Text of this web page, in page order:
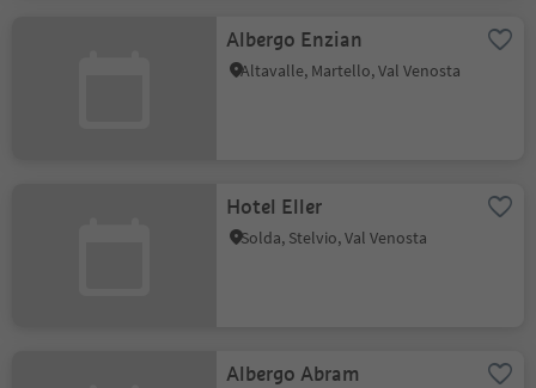
Albergo Enzian
Altavalle, Martello, Val Venosta
Hotel Eller
Solda, Stelvio, Val Venosta
Albergo Abram